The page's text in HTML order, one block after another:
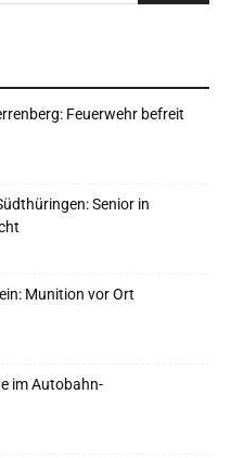
Feuerwehr befreit
Senior in
Munition vor Ort
im Autobahn-